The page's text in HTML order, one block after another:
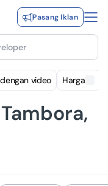
Pasang Iklan
video Harga